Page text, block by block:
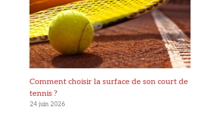
Comment choisir la surface de son court de
tennis ?
24 juin 2026